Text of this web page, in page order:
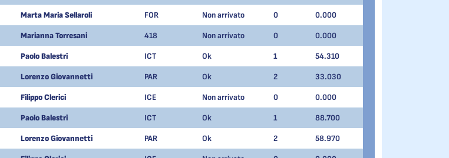
Marta Maria Sellaroli FOR Non arrivato 0 0.000
Marianna Torresani 418 Non arrivato 0 0.000
Paolo Balestri ICT Ok 1 54.310
Lorenzo Giovannetti PAR Ok 2 33.030
Filippo Clerici ICE Non arrivato 0 0.000
Paolo Balestri ICT Ok 1 88.700
Lorenzo Giovannetti PAR Ok 2 58.970